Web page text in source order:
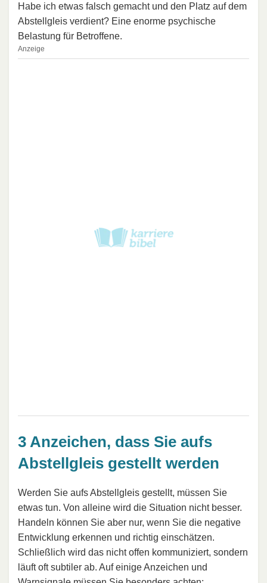
Habe ich etwas falsch gemacht und den Platz auf dem
Abstellgleis verdient? Eine enorme psychische
Belastung für Betroffene.
Anzeige
3 Anzeichen, dass Sie aufs
Abstellgleis gestellt werden
Werden Sie aufs Abstellgleis gestellt, müssen Sie
etwas tun. Von alleine wird die Situation nicht besser.
Handeln können Sie aber nur, wenn Sie die negative
Entwicklung erkennen und richtig einschätzen.
Schließlich wird das nicht offen kommuniziert, sondern
läuft oft subtiler ab. Auf einige Anzeichen und